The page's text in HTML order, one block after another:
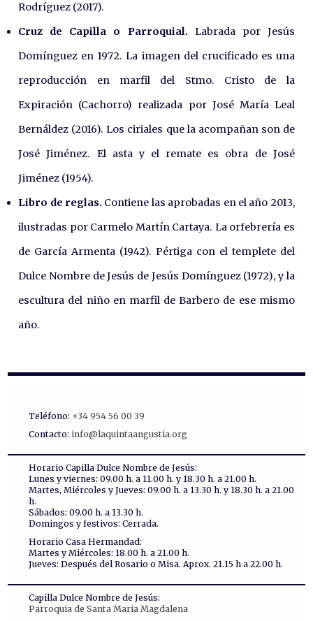
Rodríguez (2017).
Cruz de Capilla o Parroquial.Labrada por Jesús
Domínguez en 1972. La imagen del crucificado es una
reproducción en marfil del Stmo. Cristo de la
Expiración (Cachorro) realizada por José María Leal
Bernáldez (2016). Los ciriales que la acompañan son de
José Jiménez. El asta y el remate es obra de José
Jiménez (1954).
Libro de reglas. Contiene las aprobadas en el año 2013,
ilustradas por Carmelo Martín Cartaya. La orfebrería es
de García Armenta (1942). Pértiga con el templete del
Dulce Nombre de Jesús de Jesús Domínguez (1972), y la
escultura del niño en marfil de Barbero de ese mismo
año.
Teléfono: +34 954 56 00 39
Contacto: info@laquintaangustia.org
Horario Capilla Dulce Nombre de Jesús:
Lunes y viernes: 09.00 h. a 11.00 h. y 18.30 h. a 21.00 h.
Martes, Miércoles y Jueves: 09.00 h. a 13.30 h. y 18.30 h. a 21.00
h.
Sábados: 09.00 h. a 13.30 h.
Domingos y festivos: Cerrada.
Horario Casa Hermandad:
Martes y Miércoles: 18.00 h. a 21.00 h.
Jueves: Después del Rosario o Misa. Aprox. 21.15 h a 22.00 h.
Capilla Dulce Nombre de Jesús:
Parroquia de Santa Maria Magdalena